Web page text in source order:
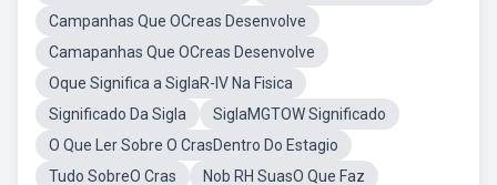
Campanhas Que OCreas Desenvolve
Camapanhas Que OCreas Desenvolve
Oque Significa a SiglaR-IV Na Fisica
Significado Da Sigla
SiglaMGTOW Significado
O Que Ler Sobre O CrasDentro Do Estagio
Tudo SobreO Cras
Nob RH SuasO Que Faz